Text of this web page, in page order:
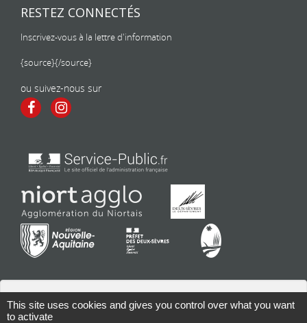
RESTEZ CONNECTÉS
Inscrivez-vous à la lettre d'information
{source}{/source}
ou suivez-nous sur
This site uses cookies and gives you control over what you want
to activate